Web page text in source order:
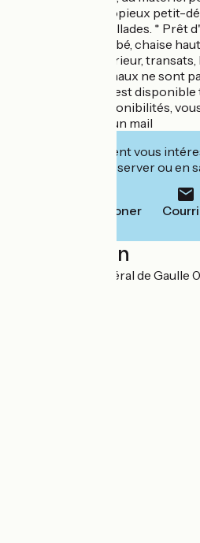
réparations, un copieux petit-
suggestions de ballades. * Prêt
d'appoint pour bébé, chaise
WIFI * Jeux d'extérieur,
salon TV Les animaux ne sont
chambre d'hôtes est
connaître les disponibilités,
ou nous envoyer un mail
Cet établissement vous
leur site pour réserver ou en
Téléphoner
Localisation
71 avenue du Général de